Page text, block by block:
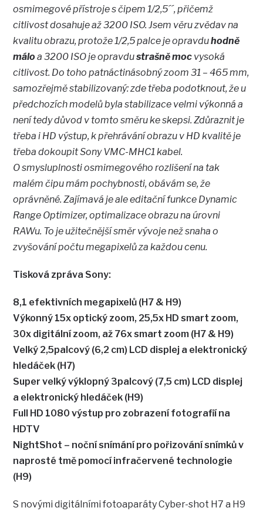
osmimegové přístroje s čipem 1/2,5´´, přičemž
citlivost dosahuje až 3200 ISO. Jsem věru zvědav na
kvalitu obrazu, protože 1/2,5 palce je opravduhodně
málo a 3200 ISO je opravdustrašně moc vysoká
citlivost. Do toho patnáctinásobný zoom 31 – 465 mm,
samozřejmě stabilizovaný: zde třeba podotknout, že u
předchozích modelů byla stabilizace velmi výkonná a
není tedy důvod v tomto směru ke skepsi. Zdůraznit je
třeba i HD výstup, k přehrávání obrazu v HD kvalitě je
třeba dokoupit Sony VMC-MHC1 kabel.
O smysluplnosti osmimegového rozlišení na tak
malém čipu mám pochybnosti, obávám se, že
oprávněné. Zajímavá je ale editační funkce Dynamic
Range Optimizer, optimalizace obrazu na úrovni
RAWu. To je užitečnější směr vývoje než snaha o
zvyšování počtu megapixelů za každou cenu.
Tisková zpráva Sony:
8,1 efektivních megapixelů (H7 & H9)
Výkonný 15x optický zoom, 25,5x HD smart zoom,
30x digitální zoom, až 76x smart zoom (H7 & H9)
Velký 2,5palcový (6,2 cm) LCD displej a elektronický
hledáček (H7)
Super velký výklopný 3palcový (7,5 cm) LCD displej
a elektronický hledáček (H9)
Full HD 1080 výstup pro zobrazení fotografií na
HDTV
NightShot – noční snímání pro pořizování snímků v
naprosté tmě pomocí infračervené technologie
(H9)
S novými digitálními fotoaparáty Cyber-shot H7 a H9